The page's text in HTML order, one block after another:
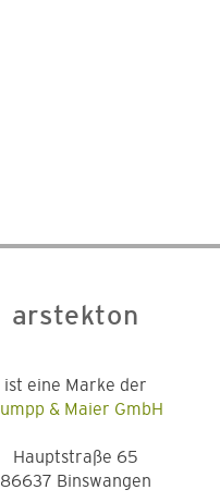
arstekton
ist eine Marke der
& Maier GmbH
Hauptstraße 65
86637 Binswangen